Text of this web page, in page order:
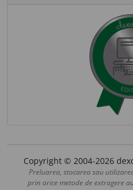
Copyright © 2004-2026
Preluarea, stocarea sau
prin orice metode de extragere